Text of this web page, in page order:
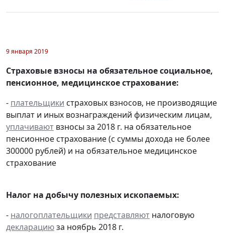
9 января 2019
Страховые взносы на обязательное социальное,
пенсионное, медицинское страхование:
- плательщики страховых взносов, не производящие
выплат и иных вознаграждений физическим лицам,
уплачивают взносы за 2018 г. на обязательное
пенсионное страхование (с суммы дохода не более
300000 рублей) и на обязательное медицинское
страхование
Налог на добычу полезных ископаемых:
- налогоплательщики представляют налоговую
декларациюза ноябрь 2018 г.